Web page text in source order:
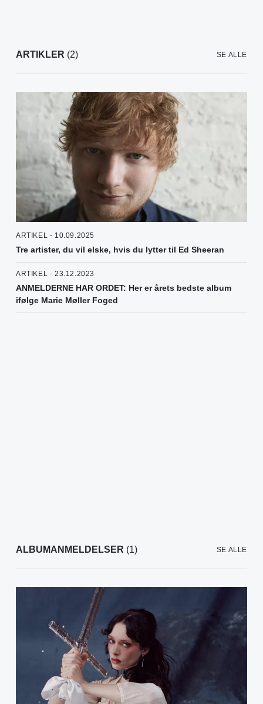
ARTIKLER (2) SE ALLE
ARTIKEL - 10.09.2025
Tre artister, du vil elske, hvis du lytter til Ed Sheeran
ARTIKEL - 23.12.2023
ANMELDERNE HAR ORDET: Her er årets bedste album
ifølge Marie Møller Foged
ALBUMANMELDELSER (1) SE ALLE